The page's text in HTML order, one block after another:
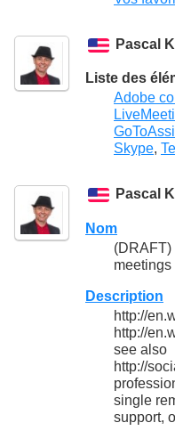
Pascal
Liste des
Adobe
Skype,
Pascal
Nom
(DRAFT)
meetings
Description
http://
http://
see also
http://
single
support,